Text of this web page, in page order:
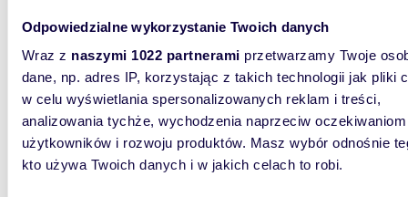
Odpowiedzialne wykorzystanie Twoich danych
Wraz z naszymi 1022 partnerami przetwarzamy Twoje
dane, np. adres IP, korzystając z takich technologii jak pliki
w celu wyświetlania spersonalizowanych reklam i treści,
analizowania tychże, wychodzenia naprzeciw oczekiwaniom
użytkowników i rozwoju produktów. Masz wybór odnośnie
kto używa Twoich danych i w jakich celach to robi.
13,50
Kawalerka po remoncie, niski czynsz, centrum
206